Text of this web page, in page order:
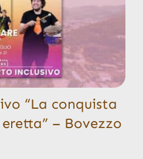
“La conquista
– Bovezzo